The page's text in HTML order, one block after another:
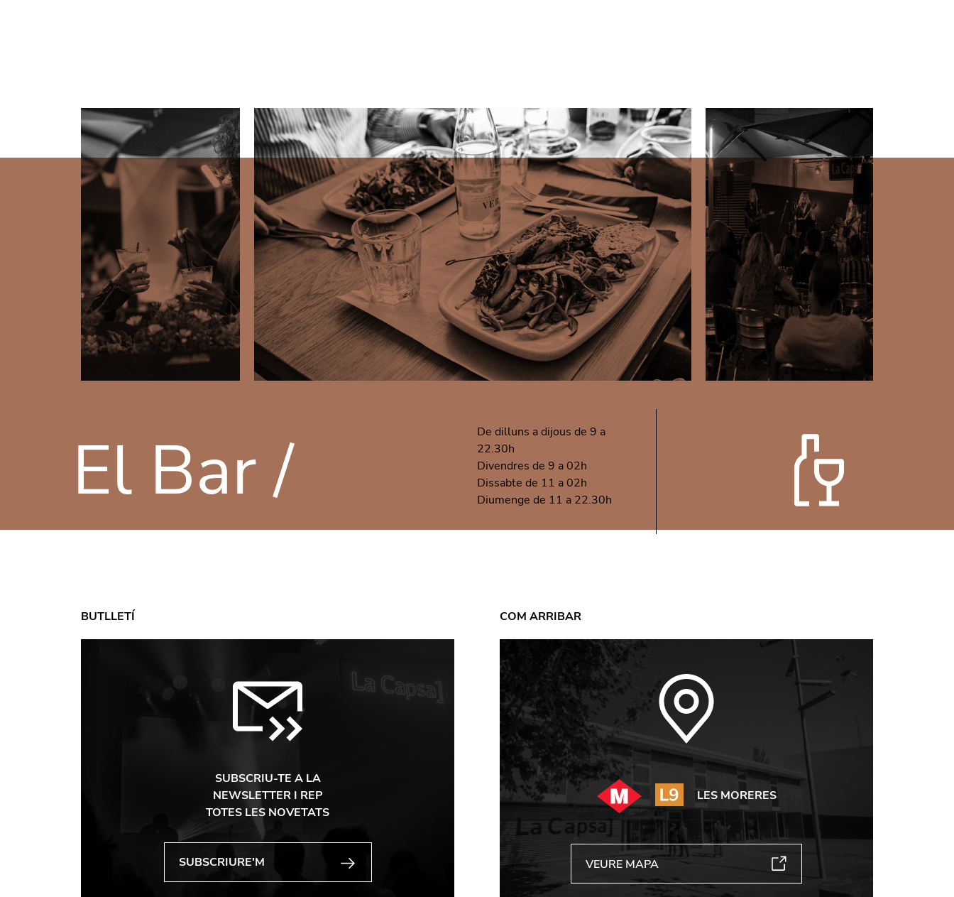
El Bar /
De dilluns a dijous de 9 a
22.30h
Divendres de 9 a 02h
Dissabte de 11 a 02h
Diumenge de 11 a 22.30h
BUTLLETÍ
SUBSCRIU-TE A LA
NEWSLETTER I REP
TOTES LES NOVETATS
COM ARRIBAR
LES MORERES
VEURE MAPA